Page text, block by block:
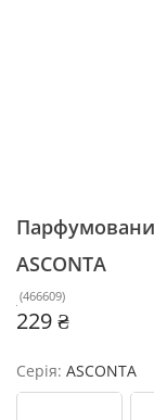
ASCONTA
(466609)
229 ₴
Серія: ASCONTA